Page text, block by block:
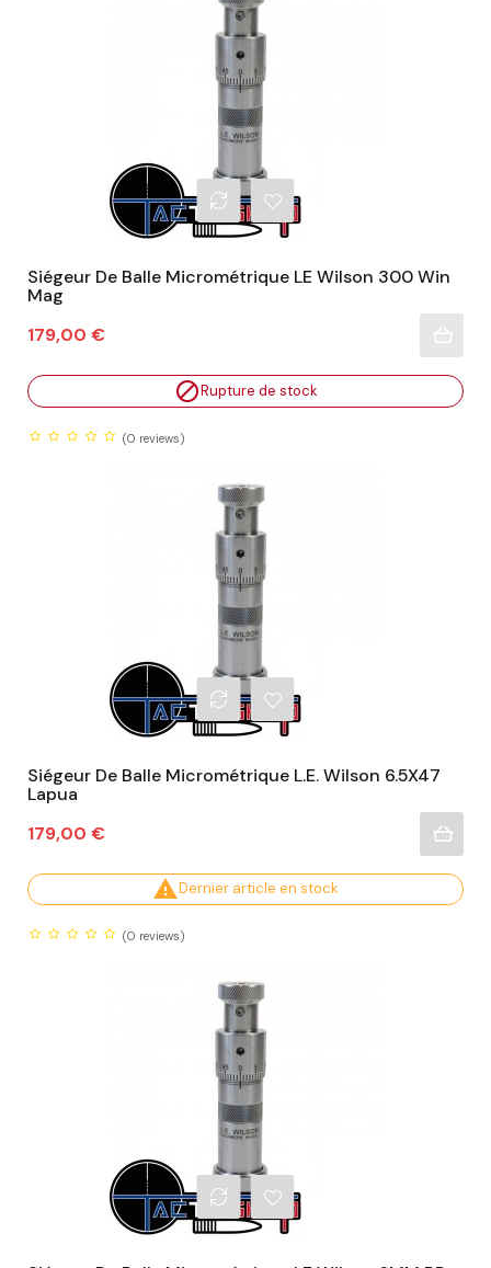
Siégeur De Balle Micrométrique LE Wilson 300 Win
Mag
Prix
179,00 €
Rupture de stock
(0 reviews)
Siégeur De Balle Micrométrique L.E. Wilson 6.5X47
Lapua
Prix
179,00 €
Dernier article en stock
(0 reviews)